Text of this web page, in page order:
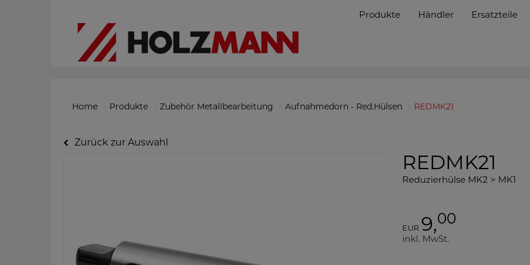
Produkte Händler Ersatzteile
Home Produkte Zubehör Metallbearbeitung Aufnahmedorn - Red.Hülsen REDMK21
Zurück zur Auswahl
REDMK21
Reduzierhülse MK2 > MK1
EUR 9,00
inkl. MwSt.